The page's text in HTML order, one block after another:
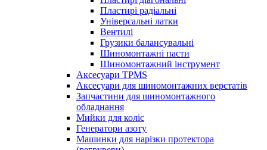
Пластирі радіальні
Універсальні латки
Вентилі
Грузики балансувальні
Шиномонтажні пасти
Шиномонтажний інструмент
Аксесуари TPMS
Аксесуари для шиномонтажних верстатів
Запчастини для шиномонтажного
обладнання
Мийки для коліс
Генератори азоту
Машинки для нарізки протектора